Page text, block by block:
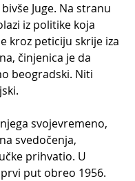
Juge. Na stranu
iz politike koja
kroz peticiju skrije iza
činjenica je da
beogradski. Niti
svojevremeno,
svedočenja,
prihvatio. U
put obreo 1956.